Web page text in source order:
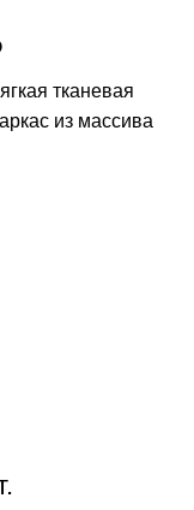
тканевая
из массива